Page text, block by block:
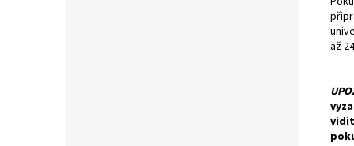
až